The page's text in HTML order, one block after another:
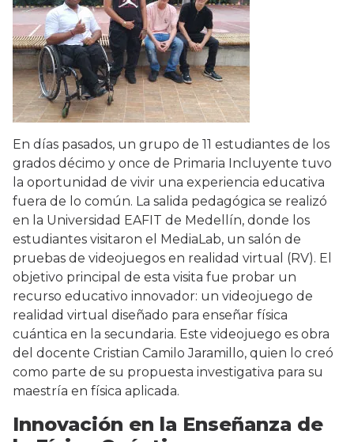
En días pasados, un grupo de 11 estudiantes de los
grados décimo y once de Primaria Incluyente tuvo
la oportunidad de vivir una experiencia educativa
fuera de lo común. La salida pedagógica se realizó
en la Universidad EAFIT de Medellín, donde los
estudiantes visitaron el MediaLab, un salón de
pruebas de videojuegos en realidad virtual (RV). El
objetivo principal de esta visita fue probar un
recurso educativo innovador: un videojuego de
realidad virtual diseñado para enseñar física
cuántica en la secundaria. Este videojuego es obra
del docente Cristian Camilo Jaramillo, quien lo creó
como parte de su propuesta investigativa para su
maestría en física aplicada.
Innovación en la Enseñanza de